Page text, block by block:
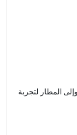
المطار لتجربة